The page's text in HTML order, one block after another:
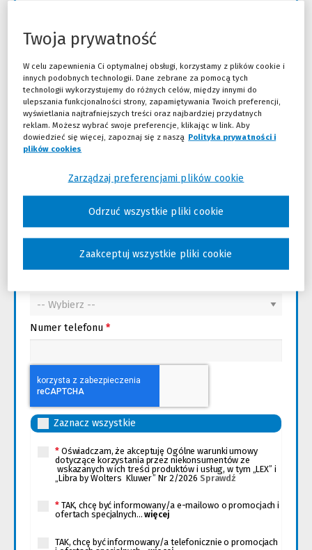
Imię*
Nazwisko*
Kierunek studiów*
Numer telefonu *
Zaznacz wszystkie
*Oświadczam, że akceptuję Ogólne warunki umowy
dotyczące korzystania przez niekonsumentów ze
wskazanych w ich treści produktów i usług, w tym „LEX” i
„Libra by Wolters Kluwer” Nr 2/2026 Sprawdź
strony)
* TAK, chcę być informowany/a e-mailowo o promocjach i
ofertach specjalnych...więcej
TAK, chcę być informowany/a telefonicznie o promocjach
Twoja prywatność
W celu zapewnienia Ci optymalnej obsługi, korzystamy z plików cookie i
innych podobnych technologii. Dane zebrane za pomocą tych
technologii wykorzystujemy do różnych celów, między innymi do
ulepszania funkcjonalności strony, zapamiętywania Twoich preferencji,
wyświetlania najtrafniejszych treści oraz najbardziej przydatnych
reklam. Możesz wybrać swoje preferencje, klikając w link. Aby
dowiedzieć się więcej, zapoznaj się z naszą Polityka prywatności i
plików cookies
Odrzuć wszystkie pliki cookie
Zaakceptuj wszystkie pliki cookie
Zarządzaj preferencjami plików cookie